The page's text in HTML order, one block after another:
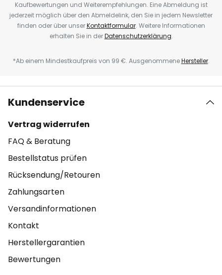
Kaufbewertungen und Weiterempfehlungen. Eine Abmeldung ist
jederzeit möglich über den Abmeldelink, den Sie in jedem Newsletter
finden oder über unserKontaktformular. Weitere Informationen
erhalten Sie in derDatenschutzerklärung.
*Ab einem Mindestkaufpreis von 99 €. AusgenommeneHersteller.
Kundenservice
Vertrag widerrufen
FAQ & Beratung
Bestellstatus prüfen
Rücksendung/Retouren
Zahlungsarten
Versandinformationen
Kontakt
Herstellergarantien
Bewertungen